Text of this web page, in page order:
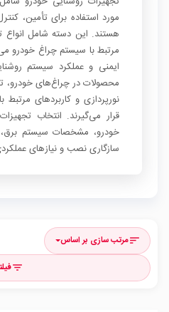
مورد استفاده برای تأمین،
هستند. این دسته شامل انواع
مرتبط با سیستم چراغ خودرو
ایمنی و عملکرد سیستم
محصولات در چراغ‌های خودرو،
نورپردازی و کاربردهای مرتبط
قرار می‌گیرند. انتخاب
خودرو، مشخصات سیستم
سازگاری نصب و نیازهای
sortمرتب سازی بر اساس
filter_list